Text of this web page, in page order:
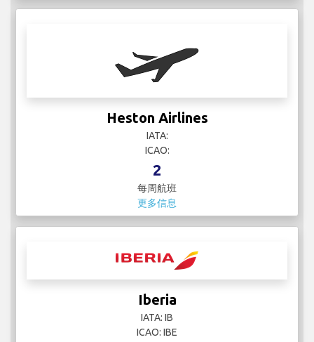
Heston Airlines
IATA:
ICAO:
2
每周航班
更多信息
Iberia
IATA: IB
ICAO: IBE